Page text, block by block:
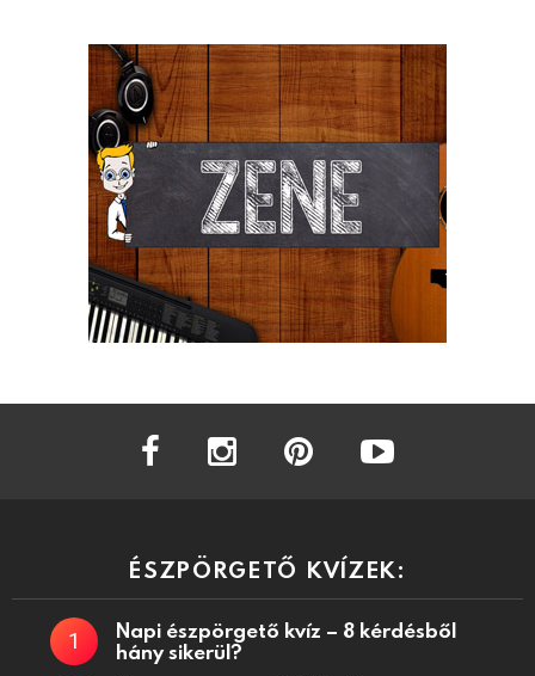
facebook instagram
ÉSZPÖRGETŐ KVÍZEK:
Napi észpörgető kvíz – 8 kérdésből
hány sikerül?